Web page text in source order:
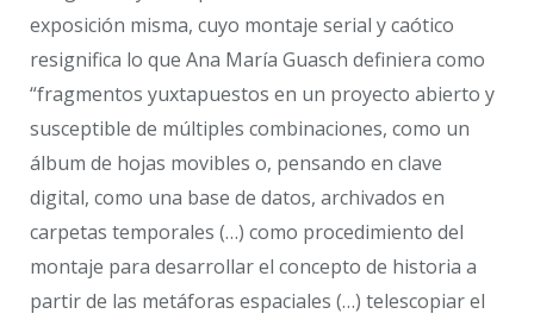
exposición misma, cuyo montaje serial y caótico
resignifica lo que Ana María Guasch definiera como
“fragmentos yuxtapuestos en un proyecto abierto y
susceptible de múltiples combinaciones, como un
álbum de hojas movibles o, pensando en clave
digital, como una base de datos, archivados en
carpetas temporales (…) como procedimiento del
montaje para desarrollar el concepto de historia a
partir de las metáforas espaciales (…) telescopiar el